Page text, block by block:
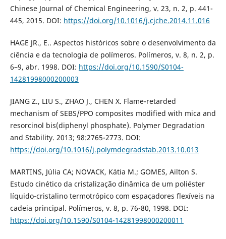
Chinese Journal of Chemical Engineering, v. 23, n. 2, p. 441-
445, 2015. DOI: https://doi.org/10.1016/j.cjche.2014.11.016
HAGE JR., E.. Aspectos históricos sobre o desenvolvimento da
ciência e da tecnologia de polímeros. Polímeros, v. 8, n. 2, p.
6–9, abr. 1998. DOI: https://doi.org/10.1590/S0104-
14281998000200003
JIANG Z., LIU S., ZHAO J., CHEN X. Flame-retarded
mechanism of SEBS/PPO composites modified with mica and
resorcinol bis(diphenyl phosphate). Polymer Degradation
and Stability. 2013; 98:2765-2773. DOI:
https://doi.org/10.1016/j.polymdegradstab.2013.10.013
MARTINS, Júlia CA; NOVACK, Kátia M.; GOMES, Ailton S.
Estudo cinético da cristalização dinâmica de um poliéster
líquido-cristalino termotrópico com espaçadores flexíveis na
cadeia principal. Polímeros, v. 8, p. 76-80, 1998. DOI:
https://doi.org/10.1590/S0104-14281998000200011